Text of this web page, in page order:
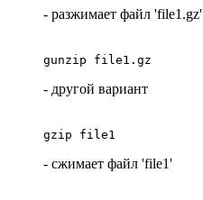
- разжимает файл 'file1.gz'
gunzip file1.gz
- другой вариант
gzip file1
- сжимает файл 'file1'